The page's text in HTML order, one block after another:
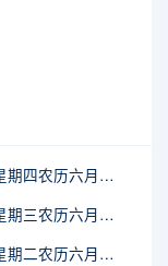
外贸简讯：2026年8月6日星期四农历六月廿四
外贸简讯：2026年8月5日星期三农历六月廿三
外贸简讯：2026年8月4日星期二农历六月廿二